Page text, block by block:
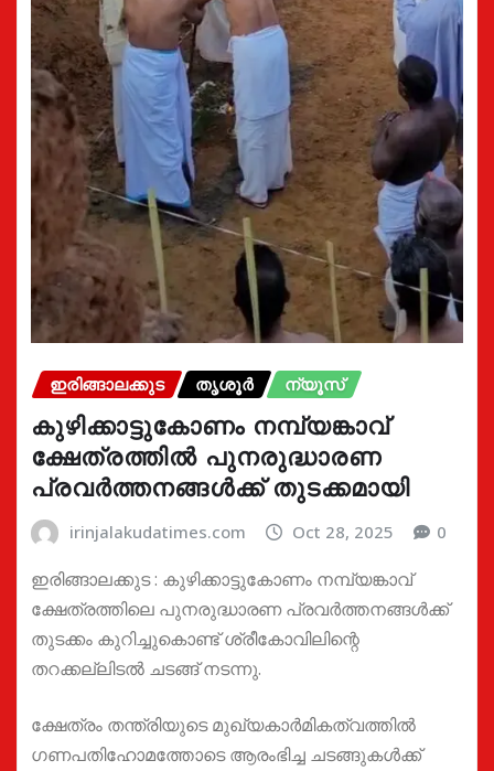
ഇരിങ്ങാലക്കുട തൃശൂർ ന്യൂസ്
കുഴിക്കാട്ടുകോണം നമ്പ്യങ്കാവ്
ക്ഷേത്രത്തിൽ പുനരുദ്ധാരണ
പ്രവർത്തനങ്ങൾക്ക് തുടക്കമായി
irinjalakudatimes.com Oct 28, 2025 0
ഇരിങ്ങാലക്കുട : കുഴിക്കാട്ടുകോണം നമ്പ്യങ്കാവ്
ക്ഷേത്രത്തിലെ പുനരുദ്ധാരണ പ്രവർത്തനങ്ങൾക്ക്
തുടക്കം കുറിച്ചുകൊണ്ട് ശ്രീകോവിലിന്റെ
തറക്കല്ലിടൽ ചടങ്ങ് നടന്നു.
ക്ഷേത്രം തന്ത്രിയുടെ മുഖ്യകാർമികത്വത്തിൽ
ഗണപതിഹോമത്തോടെ ആരംഭിച്ച ചടങ്ങുകൾക്ക്